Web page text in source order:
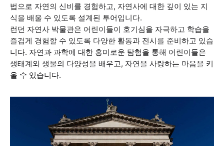
법으로 자연의 신비를 경험하고, 자연사에 대한 깊이 있는 지
식을 배울 수 있도록 설계된 투어입니다.
런던 자연사 박물관은 어린이들이 호기심을 자극하고 학습을
즐겁게 경험할 수 있도록 다양한 활동과 전시를 준비하고 있습
니다. 자연과 과학에 대한 흥미로운 탐험을 통해 어린이들은
생태계와 생물의 다양성을 배우고, 자연을 사랑하는 마음을 키
울 수 있습니다.